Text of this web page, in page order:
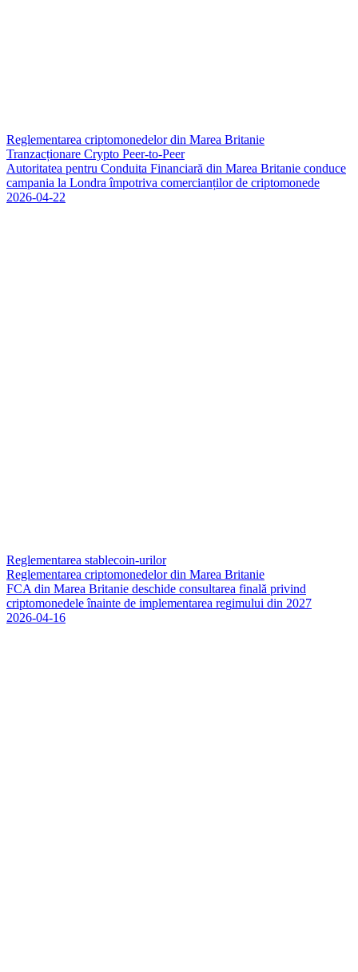
Reglementarea criptomonedelor din Marea Britanie
Tranzacționare Crypto Peer-to-Peer
Autoritatea pentru Conduita Financiară din Marea Britanie conduce
campania la Londra împotriva comercianților de criptomonede
2026-04-22
Reglementarea stablecoin-urilor
Reglementarea criptomonedelor din Marea Britanie
FCA din Marea Britanie deschide consultarea finală privind
criptomonedele înainte de implementarea regimului din 2027
2026-04-16